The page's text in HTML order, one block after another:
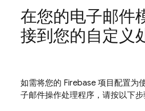
在您的电子邮件
接到您的自定义
如需将您的 Firebase 项目配置为
子邮件操作处理程序，请按以下步